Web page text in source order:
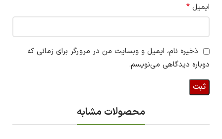
ایمیل *
ذخیره نام، ایمیل و وبسایت من در مرورگر برای زمانی که
دوباره دیدگاهی می‌نویسم.
محصولات مشابه